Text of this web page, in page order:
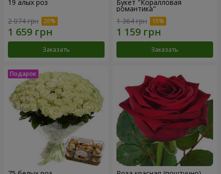
19 алых роз
2 074 грн
Заказать
Букет "Коралловая
романтика"
1 364 грн
Заказать